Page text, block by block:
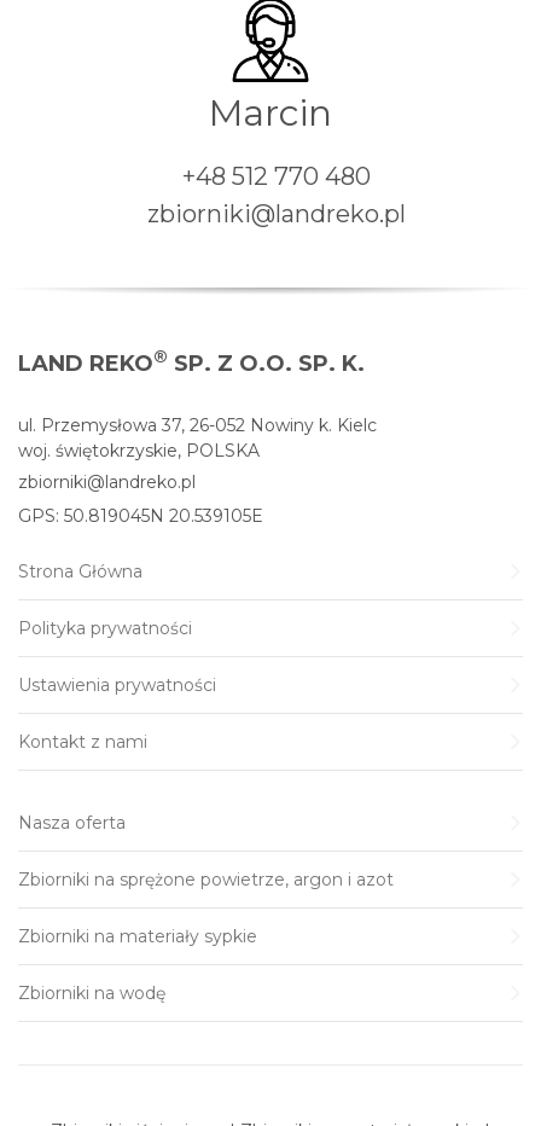
Marcin
+48 512 770 480
zbiorniki@landreko.pl
LAND REKO® SP. Z O.O. SP. K.
ul. Przemysłowa 37, 26-052 Nowiny k. Kielc
woj. świętokrzyskie, POLSKA
zbiorniki@landreko.pl
GPS: 50.819045N 20.539105E
Strona Główna
Polityka prywatności
Ustawienia prywatności
Kontakt z nami
Nasza oferta
Zbiorniki na sprężone powietrze, argon i azot
Zbiorniki na materiały sypkie
Zbiorniki na wodę